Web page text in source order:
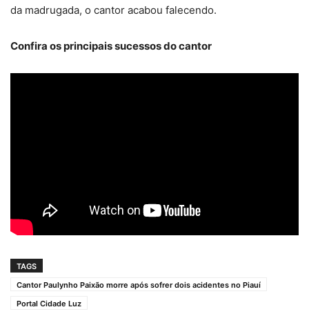
da madrugada, o cantor acabou falecendo.
Confira os principais sucessos do cantor
TAGS
Cantor Paulynho Paixão morre após sofrer dois acidentes no Piauí
Portal Cidade Luz